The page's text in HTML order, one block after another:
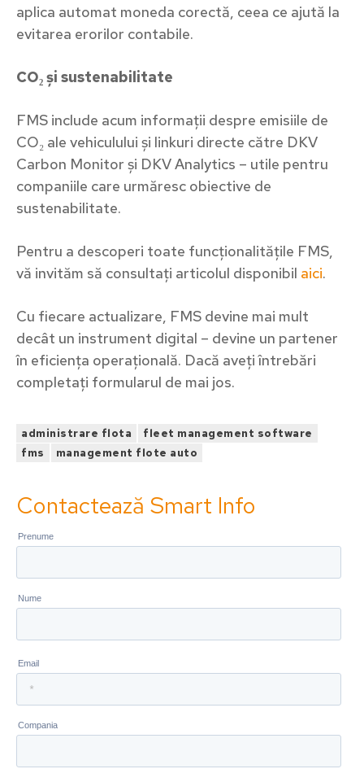
Abonează-te la newsletter
aplica automat moneda corectă, ceea ce ajută la
evitarea erorilor contabile.
CO₂ și sustenabilitate
FMS include acum informații despre emisiile de
CO₂ ale vehiculului și linkuri directe către DKV
Carbon Monitor și DKV Analytics – utile pentru
companiile care urmăresc obiective de
sustenabilitate.
Pentru a descoperi toate funcționalitățile FMS,
vă invităm să consultați articolul disponibil aici.
Cu fiecare actualizare, FMS devine mai mult
decât un instrument digital – devine un partener
în eficiența operațională. Dacă aveți întrebări
completați formularul de mai jos.
administrare flota
fleet management software
fms
management flote auto
Contactează Smart Info